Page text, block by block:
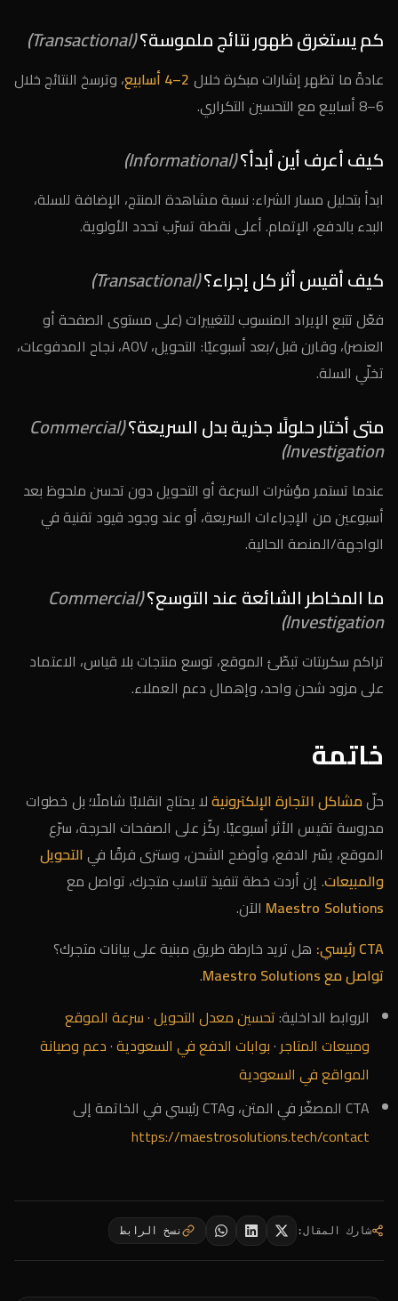
كم يستغرق ظهور نتائج ملموسة؟(Transactional)
عادةً ما تظهر إشارات مبكرة خلال 2–4 أسابيع
، وترسخ النتائج خلال
6–8 أسابيع مع التحسين التكراري.
كيف أعرف أين أبدأ؟(Informational)
ابدأ بتحليل مسار الشراء: نسبة مشاهدة المنتج، الإضافة للسلة،
البدء بالدفع، الإتمام. أعلى نقطة تسرّب تحدد الأولوية.
كيف أقيس أثر كل إجراء؟(Transactional)
فعّل تتبع الإيراد المنسوب للتغييرات (على مستوى الصفحة أو
العنصر)، وقارن قبل/بعد أسبوعيًا: التحويل، AOV، نجاح المدفوعات،
تخلّي السلة.
متى أختار حلولًا جذرية بدل السريعة؟(Commercial
Investigation)
عندما تستمر مؤشرات السرعة أو التحويل دون تحسن ملحوظ بعد
أسبوعين من الإجراءات السريعة، أو عند وجود قيود تقنية في
الواجهة/المنصة الحالية.
ما المخاطر الشائعة عند التوسع؟(Commercial
Investigation)
تراكم سكربتات تبطّئ الموقع، توسع منتجات بلا قياس، الاعتماد
على مزود شحن واحد، وإهمال دعم العملاء.
خاتمة
حلّمشاكل التجارة الإلكترونيةلا يحتاج انقلابًا شاملًا؛ بل خطوات
مدروسة تقيس الأثر أسبوعيًا. ركّز على الصفحات الحرجة، سرّع
الموقع، يسّر الدفع، وأوضح الشحن، وسترى فرقًا فيالتحويل
والمبيعات. إن أردت خطة تنفيذ تناسب متجرك، تواصل مع
Maestro Solutions الآن.
CTA رئيسي:
هل تريد خارطة طريق مبنية على بيانات متجرك؟
تواصل مع Maestro Solutions
.
الروابط الداخلية:تحسين معدل التحويل·سرعة الموقع
ومبيعات المتاجر·بوابات الدفع في السعودية·دعم وصيانة
المواقع في السعودية
CTA المصغّر في المتن، وCTA رئيسي في الخاتمة إلى
https://maestrosolutions.tech/contact
شارك المقال: نسخ الرابط